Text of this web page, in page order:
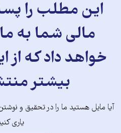
این مطلب را
مالی شما به
خواهد داد که
بیشتر
آیا مایل هستید ما را در تحقیق و
یاری